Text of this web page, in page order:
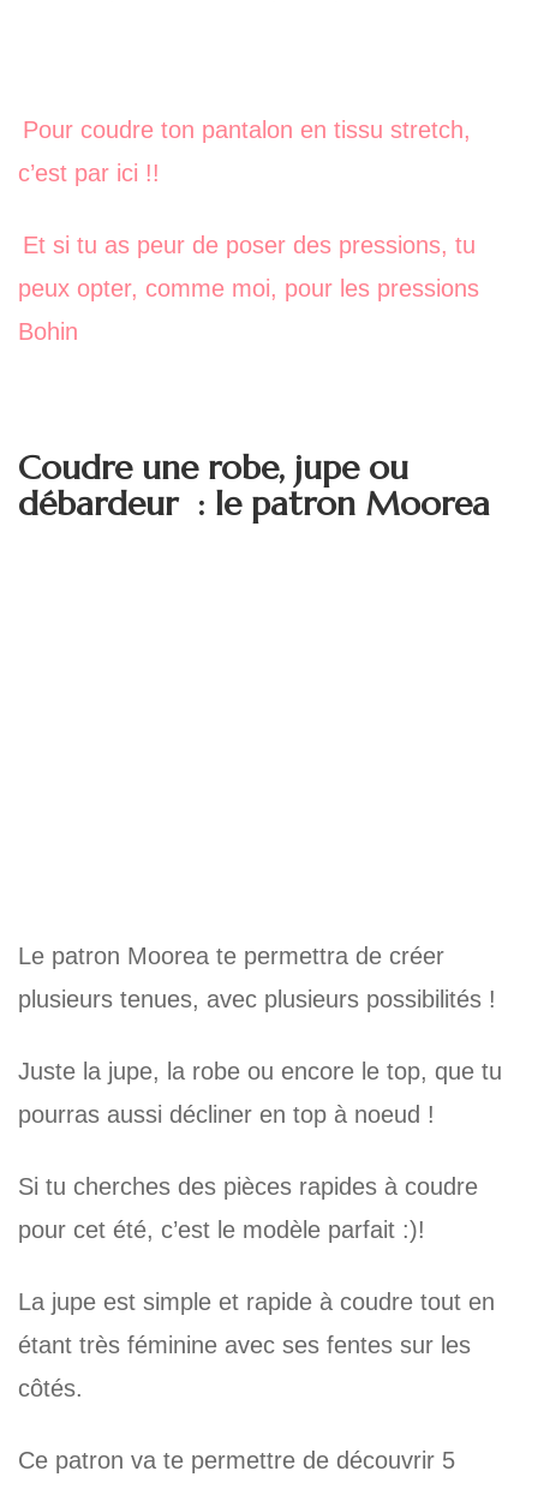
Pour coudre ton pantalon en tissu stretch,
c’est par ici !!
Et si tu as peur de poser des pressions, tu
peux opter, comme moi, pour les pressions
Bohin
Coudre une robe, jupe ou
débardeur : le patron Moorea
Le patron Moorea te permettra de créer
plusieurs tenues, avec plusieurs possibilités !
Juste la jupe, la robe ou encore le top, que tu
pourras aussi décliner en top à noeud !
Si tu cherches des pièces rapides à coudre
pour cet été, c’est le modèle parfait :)!
La jupe est simple et rapide à coudre tout en
étant très féminine avec ses fentes sur les
côtés.
Ce patron va te permettre de découvrir 5